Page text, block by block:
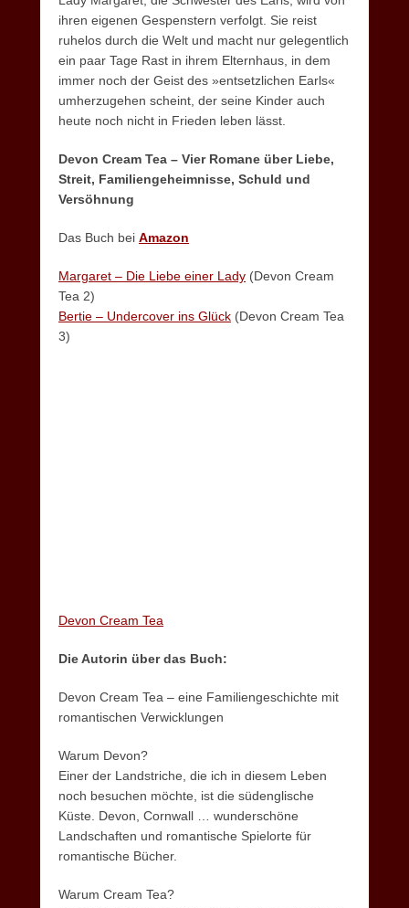
ihren eigenen Gespenstern verfolgt. Sie reist
ruhelos durch die Welt und macht nur gelegentlich
ein paar Tage Rast in ihrem Elternhaus, in dem
immer noch der Geist des »entsetzlichen Earls«
umherzugehen scheint, der seine Kinder auch
heute noch nicht in Frieden leben lässt.
Devon Cream Tea – Vier Romane über Liebe,
Streit, Familiengeheimnisse, Schuld und
Versöhnung
Das Buch bei Amazon
Margaret – Die Liebe einer Lady (Devon Cream
Tea 2)
Bertie – Undercover ins Glück (Devon Cream Tea
3)
Devon Cream Tea
Die Autorin über das Buch:
Devon Cream Tea – eine Familiengeschichte mit
romantischen Verwicklungen
Warum Devon?
Einer der Landstriche, die ich in diesem Leben
noch besuchen möchte, ist die südenglische
Küste. Devon, Cornwall … wunderschöne
Landschaften und romantische Spielorte für
romantische Bücher.
Warum Cream Tea?